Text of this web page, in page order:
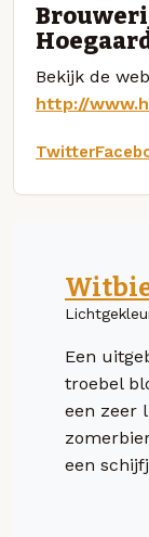
Bekijk de
http://
Twitter
Een
troebel
een zeer
een